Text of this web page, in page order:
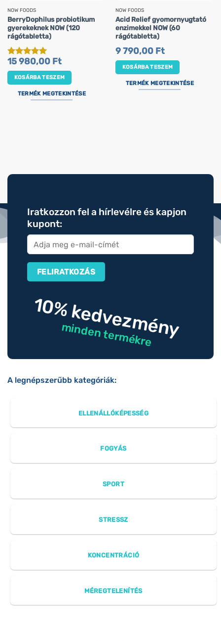
NOW FOODS
BerryDophilus probiotikum
gyerekeknek NOW (120
rágótabletta)
Értékelés:5
/ 5
15 980,00 Ft
KOSÁRBA TESZEM
TERMÉK MEGTEKINTÉSE
NOW FOODS
Acid Relief gyomornyugtató
enzimekkel NOW (60
rágótabletta)
9 790,00 Ft
KOSÁRBA TESZEM
TERMÉK MEGTEKINTÉSE
Iratkozzon fel a hírlevélre és kapjon
kupont:
10% kedvezmény
minden termékre
A legnépszerűbb kategóriák:
ELLENÁLLÓKÉPESSÉG
FOGYÁS
SPORT
STRESSZ
KONCENTRÁCIÓ
MÉREGTELENÍTÉS